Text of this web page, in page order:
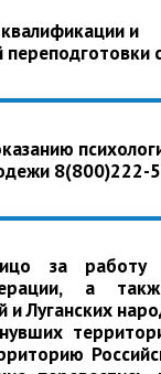
и
8(800)222-
за
а
Луганских